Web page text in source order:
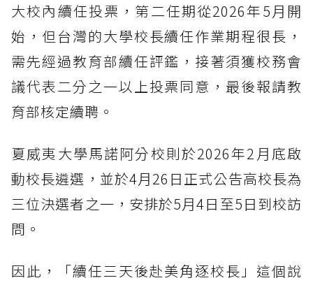
大校內續任投票，第二任期從2026年5月開
始，但台灣的大學校長續任作業期程很長，
需先經過教育部續任評鑑，接著須獲校務會
議代表二分之一以上投票同意，最後報請教
育部核定續聘。
夏威夷大學馬諾阿分校則於2026年2月底啟
動校長遴選，並於4月26日正式公告高校長為
三位決選者之一，安排於5月4日至5日到校訪
問。
因此，「續任三天後赴美角逐校長」這個說